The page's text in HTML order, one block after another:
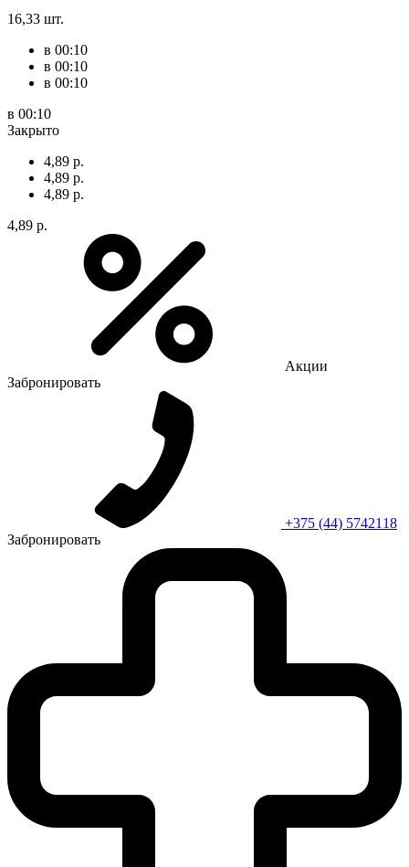
16,33 шт.
в 00:10
в 00:10
в 00:10
в 00:10
Закрыто
4,89 р.
4,89 р.
4,89 р.
4,89 р.
Акции
Забронировать
+375 (44) 5742118
Забронировать